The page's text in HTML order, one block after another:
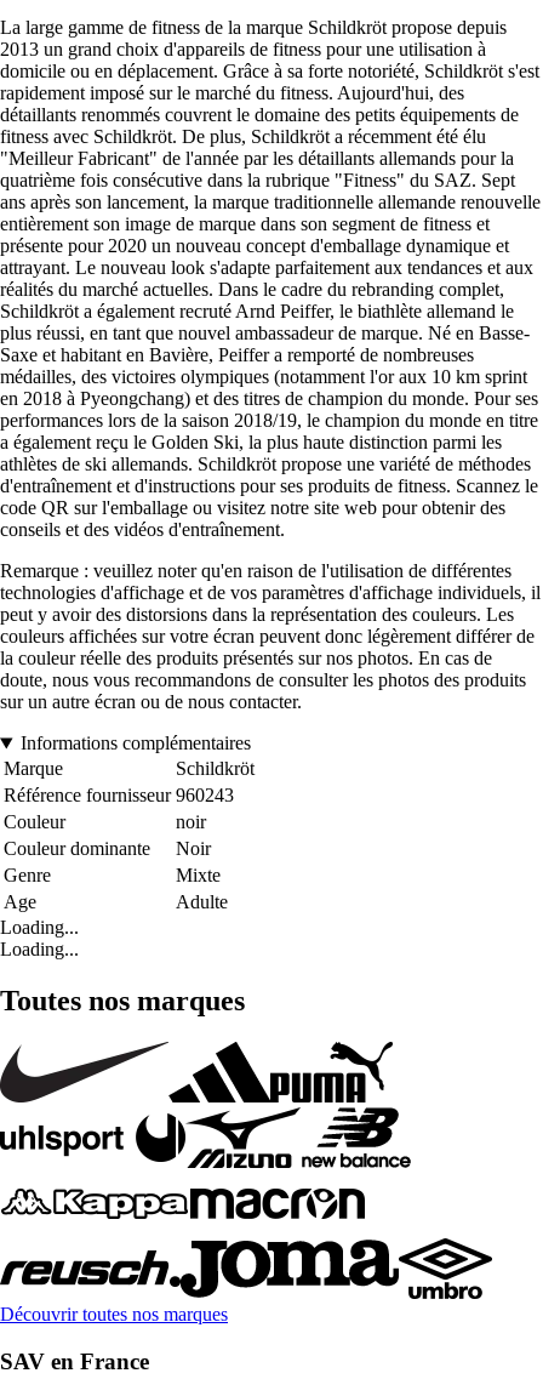
La large gamme de fitness de la marque Schildkröt propose depuis
2013 un grand choix d'appareils de fitness pour une utilisation à
domicile ou en déplacement. Grâce à sa forte notoriété, Schildkröt s'est
rapidement imposé sur le marché du fitness. Aujourd'hui, des
détaillants renommés couvrent le domaine des petits équipements de
fitness avec Schildkröt. De plus, Schildkröt a récemment été élu
"Meilleur Fabricant" de l'année par les détaillants allemands pour la
quatrième fois consécutive dans la rubrique "Fitness" du SAZ. Sept
ans après son lancement, la marque traditionnelle allemande renouvelle
entièrement son image de marque dans son segment de fitness et
présente pour 2020 un nouveau concept d'emballage dynamique et
attrayant. Le nouveau look s'adapte parfaitement aux tendances et aux
réalités du marché actuelles. Dans le cadre du rebranding complet,
Schildkröt a également recruté Arnd Peiffer, le biathlète allemand le
plus réussi, en tant que nouvel ambassadeur de marque. Né en Basse-
Saxe et habitant en Bavière, Peiffer a remporté de nombreuses
médailles, des victoires olympiques (notamment l'or aux 10 km sprint
en 2018 à Pyeongchang) et des titres de champion du monde. Pour ses
performances lors de la saison 2018/19, le champion du monde en titre
a également reçu le Golden Ski, la plus haute distinction parmi les
athlètes de ski allemands. Schildkröt propose une variété de méthodes
d'entraînement et d'instructions pour ses produits de fitness. Scannez le
code QR sur l'emballage ou visitez notre site web pour obtenir des
conseils et des vidéos d'entraînement.
Remarque : veuillez noter qu'en raison de l'utilisation de différentes
technologies d'affichage et de vos paramètres d'affichage individuels, il
peut y avoir des distorsions dans la représentation des couleurs. Les
couleurs affichées sur votre écran peuvent donc légèrement différer de
la couleur réelle des produits présentés sur nos photos. En cas de
doute, nous vous recommandons de consulter les photos des produits
sur un autre écran ou de nous contacter.
Informations complémentaires
Marque
Schildkröt
Référence fournisseur 960243
Couleur
noir
Couleur dominante
Noir
Genre
Mixte
Age
Adulte
Loading...
Loading...
Toutes nos marques
Découvrir toutes nos marques
SAV en France